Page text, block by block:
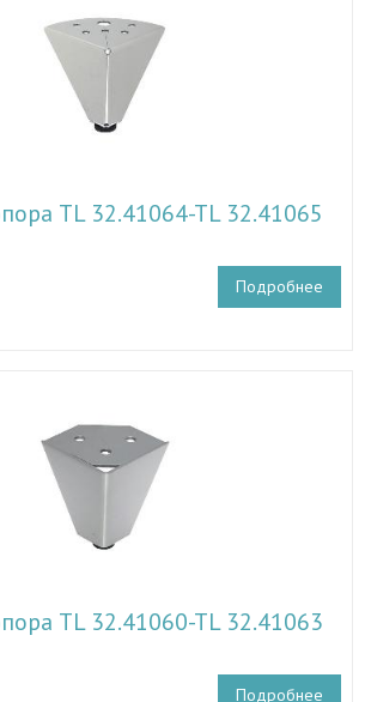
TL 32.41064-TL 32.41065
Подробнее
TL 32.41060-TL 32.41063
Подробнее